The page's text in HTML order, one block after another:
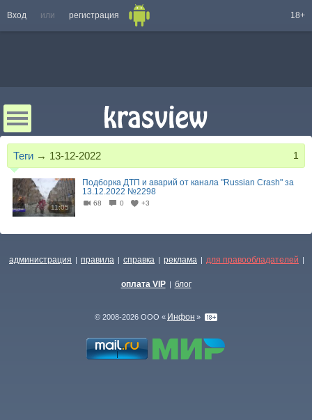
Вход или регистрация 18+
Теги → 13-12-2022 1
11:05
Подборка ДТП и аварий от канала "Russian Crash" за
13.12.2022 №2298
68 0 +3
администрация | правила | справка | реклама | для правообладателей |
оплата VIP | блог
© 2008-2026 ООО « Инфон »